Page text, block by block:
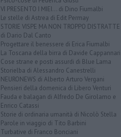
VI PRESENTO I MIEI... di Dino Fiumalbi
Le stelle di Astrea di Edit Permay
STORIE VISPE MA NON TROPPO DISTRATTE
di Dario Dal Canto
Progettare il benessere di Erica Fiumalbi
La Toscana della birra di Davide Cappannari
Cose strane e posti assurdi di Blue Lama
Storielba di Alessandro Canestrelli
NEURONEWS di Alberto Arturo Vergani
Pensieri della domenica di Libero Venturi
Fauda e balagan di Alfredo De Girolamo e
Enrico Catassi
Storie di ordinaria umanità di Nicolò Stella
Parole in viaggio di Tito Barbini
Turbative di Franco Bonciani